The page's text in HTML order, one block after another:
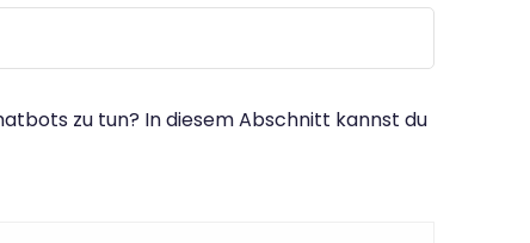
zu tun? In diesem Abschnitt kannst du